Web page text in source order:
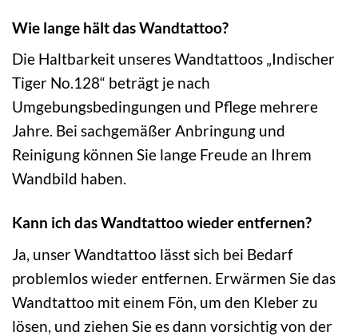
Wie lange hält das Wandtattoo?
Die Haltbarkeit unseres Wandtattoos „Indischer
Tiger No.128“ beträgt je nach
Umgebungsbedingungen und Pflege mehrere
Jahre. Bei sachgemäßer Anbringung und
Reinigung können Sie lange Freude an Ihrem
Wandbild haben.
Kann ich das Wandtattoo wieder entfernen?
Ja, unser Wandtattoo lässt sich bei Bedarf
problemlos wieder entfernen. Erwärmen Sie das
Wandtattoo mit einem Fön, um den Kleber zu
lösen, und ziehen Sie es dann vorsichtig von der